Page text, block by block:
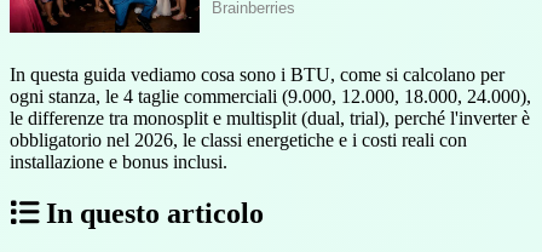
In questa guida vediamo cosa sono i BTU, come si calcolano per
ogni stanza, le 4 taglie commerciali (9.000, 12.000, 18.000, 24.000),
le differenze tra monosplit e multisplit (dual, trial), perché l'inverter è
obbligatorio nel 2026, le classi energetiche e i costi reali con
installazione e bonus inclusi.
In questo articolo